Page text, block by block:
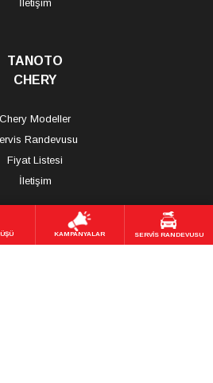
KAMPANYALAR SERVİS RANDEVUSU
İletişim
TANOTO
CHERY
Chery Modeller
Randevusu
Fiyat Listesi
İletişim
TANOTO